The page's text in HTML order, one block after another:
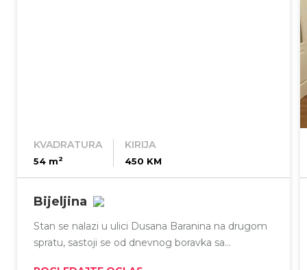
KVADRATURA
54 m2
KIRIJA
450 KM
Bijeljina
Stan se nalazi u ulici Dusana Baranina na drugom
spratu, sastoji se od dnevnog boravka sa